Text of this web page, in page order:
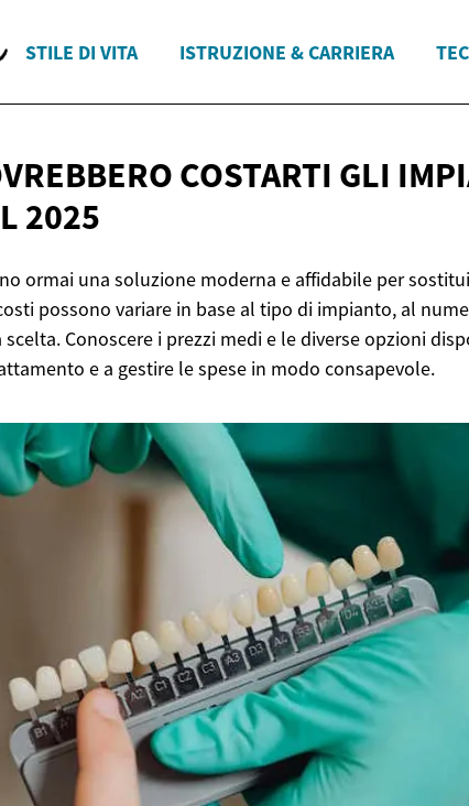
STILE DI VITA ISTRUZIONE & CARRIERA
COSTARTI GLI
2025
ormai una soluzione moderna e affidabile per
possono variare in base al tipo di impianto, al
Conoscere i prezzi medi e le diverse opzioni
e a gestire le spese in modo consapevole.